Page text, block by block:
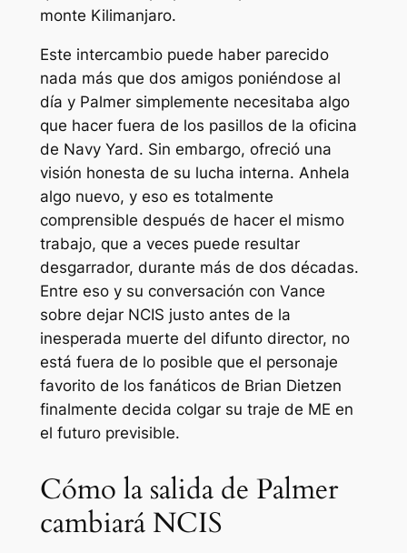
monte Kilimanjaro.
Este intercambio puede haber parecido
nada más que dos amigos poniéndose al
día y Palmer simplemente necesitaba algo
que hacer fuera de los pasillos de la oficina
de Navy Yard. Sin embargo, ofreció una
visión honesta de su lucha interna. Anhela
algo nuevo, y eso es totalmente
comprensible después de hacer el mismo
trabajo, que a veces puede resultar
desgarrador, durante más de dos décadas.
Entre eso y su conversación con Vance
sobre dejar NCIS justo antes de la
inesperada muerte del difunto director, no
está fuera de lo posible que el personaje
favorito de los fanáticos de Brian Dietzen
finalmente decida colgar su traje de ME en
el futuro previsible.
Cómo la salida de Palmer
cambiará NCIS